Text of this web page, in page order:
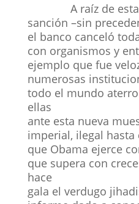
A raíz de esta
sanción –sin
el banco canceló
con organismos y
ejemplo que fue
numerosas
todo el mundo
ellas
ante esta nueva
imperial, ilegal hasta
que Obama ejerce
que supera con
hace
gala el verdugo